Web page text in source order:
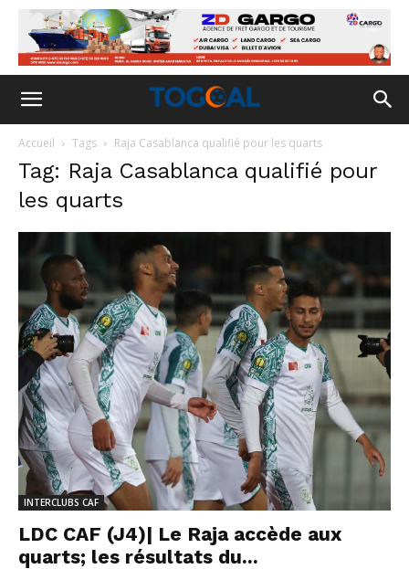
Accueil Tags Raja Casablanca qualifié pour les quarts
Tag: Raja Casablanca qualifié pour
les quarts
INTERCLUBS CAF
LDC CAF (J4)| Le Raja accède aux
quarts; les résultats du...